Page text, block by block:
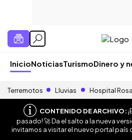
InicioNoticiasTurismoDinero y
Terremotos Lluvias Hospital
CONTENIDO DE ARCHIVO:
pasado! 🚀 Da el salto a la nueva
invitamos a visitar el nuevo portal